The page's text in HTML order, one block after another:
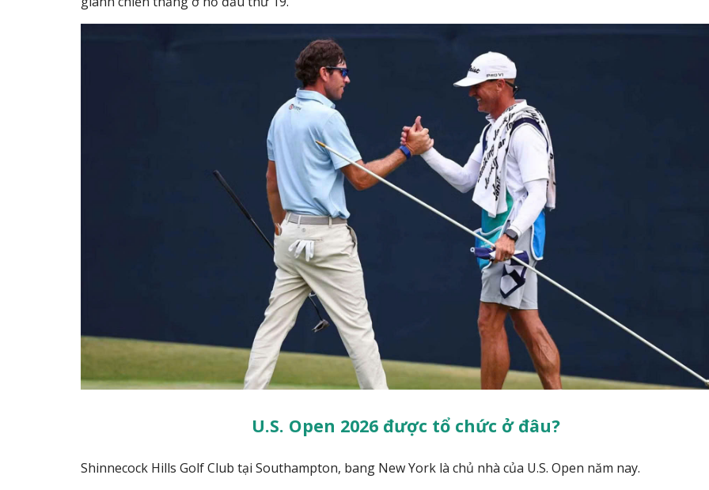
U.S. Open 2026 được tổ chức ở đâu?
Shinnecock Hills Golf Club tại Southampton, bang New York là chủ nhà của U.S. Open năm nay.